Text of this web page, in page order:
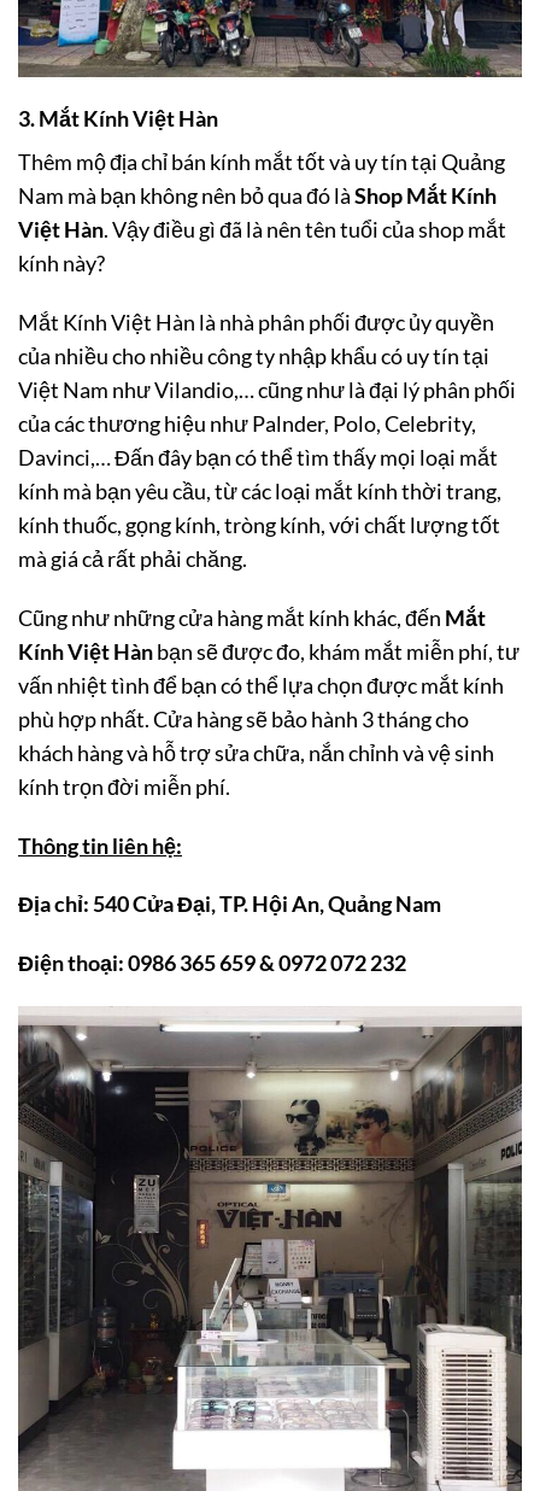
3. Mắt Kính Việt Hàn
Thêm mộ địa chỉ bán kính mắt tốt và uy tín tại Quảng
Nam mà bạn không nên bỏ qua đó làShop Mắt Kính
Việt Hàn. Vậy điều gì đã là nên tên tuổi của shop mắt
kính này?
Mắt Kính Việt Hàn là nhà phân phối được ủy quyền
của nhiều cho nhiều công ty nhập khẩu có uy tín tại
Việt Nam như Vilandio,… cũng như là đại lý phân phối
của các thương hiệu như Palnder, Polo, Celebrity,
Davinci,… Đấn đây bạn có thể tìm thấy mọi loại mắt
kính mà bạn yêu cầu, từ các loại mắt kính thời trang,
kính thuốc, gọng kính, tròng kính, với chất lượng tốt
mà giá cả rất phải chăng.
Cũng như những cửa hàng mắt kính khác, đến Mắt
Kính Việt Hànbạn sẽ được đo, khám mắt miễn phí, tư
vấn nhiệt tình để bạn có thể lựa chọn được mắt kính
phù hợp nhất. Cửa hàng sẽ bảo hành 3 tháng cho
khách hàng và hỗ trợ sửa chữa, nắn chỉnh và vệ sinh
kính trọn đời miễn phí.
Thông tin liên hệ:
Địa chỉ: 540 Cửa Đại, TP. Hội An, Quảng Nam
Điện thoại: 0986 365 659 & 0972 072 232